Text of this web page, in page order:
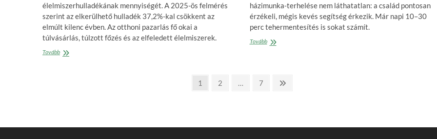
élelmiszerhulladékának mennyiségét. A 2025-ös felmérés
szerint az elkerülhető hulladék 37,2%-kal csökkent az
elmúlt kilenc évben. Az otthoni pazarlás fő okai a
túlvásárlás, túlzott főzés és az elfeledett élelmiszerek.
TovábbMennyi
házimunka‑terhelése nem láthatatlan: a család pontosan
érzékeli, mégis kevés segítség érkezik. Már napi 10–30
perc tehermentesítés is sokat számít.
TovábbLátják,
többsége
Page
1 Page
2 … Page
7